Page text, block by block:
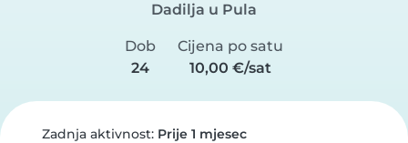
Dadilja u Pula
Dob
24
Cijena po satu
10,00 €/sat
Zadnja aktivnost: Prije 1 mjesec